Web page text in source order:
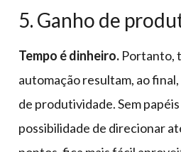
5. Ganho de
Tempo é dinheiro. Portanto,
automação resultam, ao
de produtividade. Sem
possibilidade de direcionar